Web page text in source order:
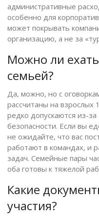
административные
особенно для
может покрывать
организацию, а не за
Можно ли
семьей?
Да, можно, но с
рассчитаны на
редко допускаются из-
безопасности. Если вы
не ожидайте, что вас
работают в командах, и
задач. Семейные пары
оба готовы к тяжелой
Какие
участия?